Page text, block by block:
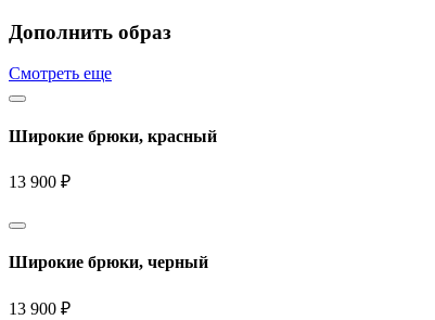
Дополнить образ
Смотреть еще
Широкие брюки, красный
13 900 ₽
Широкие брюки, черный
13 900 ₽